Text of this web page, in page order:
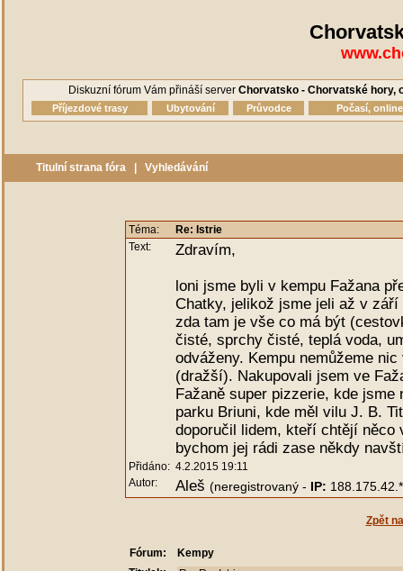
Diskuzní fórum Vám přináší server Chorvatsko - Chorvatské hory,
Příjezdové trasy Ubytování Průvodce Počasí,
Titulní strana fóra Vyhledávání
Téma:
Re: Istrie
Text:
Zdravím,
loni jsme byli v kempu Fažana
Chatky, jelikož jsme jeli až v
zda tam je vše co má být
čisté, sprchy čisté, teplá voda,
odváženy. Kempu nemůžeme
(dražší). Nakupovali jsem ve
Fažaně super pizzerie, kde
parku Briuni, kde měl vilu J. B.
doporučil lidem, kteří chtějí něco
bychom jej rádi zase někdy
Přidáno: 4.2.2015 19:11
Autor:
Aleš (neregistrovaný - IP:
Zpět
Fórum:
Kempy